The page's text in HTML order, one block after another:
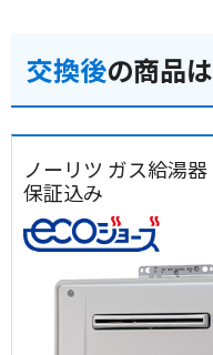
交換後の商品
ノーリツ ガス給湯
保証込み